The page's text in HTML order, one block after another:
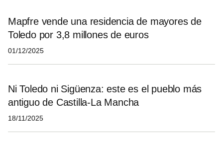
Mapfre vende una residencia de mayores de
Toledo por 3,8 millones de euros
01/12/2025
Ni Toledo ni Sigüenza: este es el pueblo más
antiguo de Castilla-La Mancha
18/11/2025